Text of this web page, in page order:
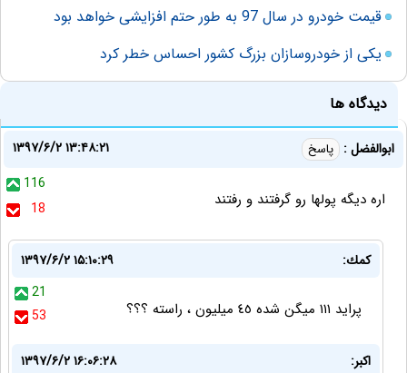
قیمت خودرو در سال 97 به طور حتم افزایشی خواهد بود
یکی از خودروسازان بزرگ کشور احساس خطر کرد
دیدگاه ها
ابوالفضل : پاسخ
۱۳۹۷/۶/۲ ۱۳:۴۸:۲۱
116
18
اره دیگه پولها رو گرفتند و رفتند
كمك:
۱۳۹۷/۶/۲ ۱۵:۱۰:۲۹
21
53
پرايد ١١١ ميگن شده ٤٥ ميليون ، راسته ؟؟؟
اکبر:
۱۳۹۷/۶/۲ ۱۶:۰۶:۲۸